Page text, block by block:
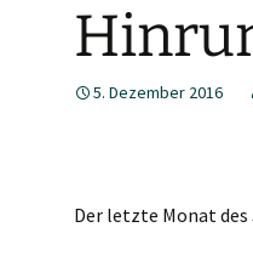
2. Herren
3. Herren
5. Dezember 2016
Der letzte Monat des